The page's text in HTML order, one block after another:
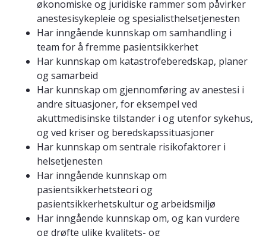
økonomiske og juridiske rammer som påvirker
anestesisykepleie og spesialisthelsetjenesten
Har inngående kunnskap om samhandling i
team for å fremme pasientsikkerhet
Har kunnskap om katastrofeberedskap, planer
og samarbeid
Har kunnskap om gjennomføring av anestesi i
andre situasjoner, for eksempel ved
akuttmedisinske tilstander i og utenfor sykehus,
og ved kriser og beredskapssituasjoner
Har kunnskap om sentrale risikofaktorer i
helsetjenesten
Har inngående kunnskap om
pasientsikkerhetsteori og
pasientsikkerhetskultur og arbeidsmiljø
Har inngående kunnskap om, og kan vurdere
og drøfte ulike kvalitets- og